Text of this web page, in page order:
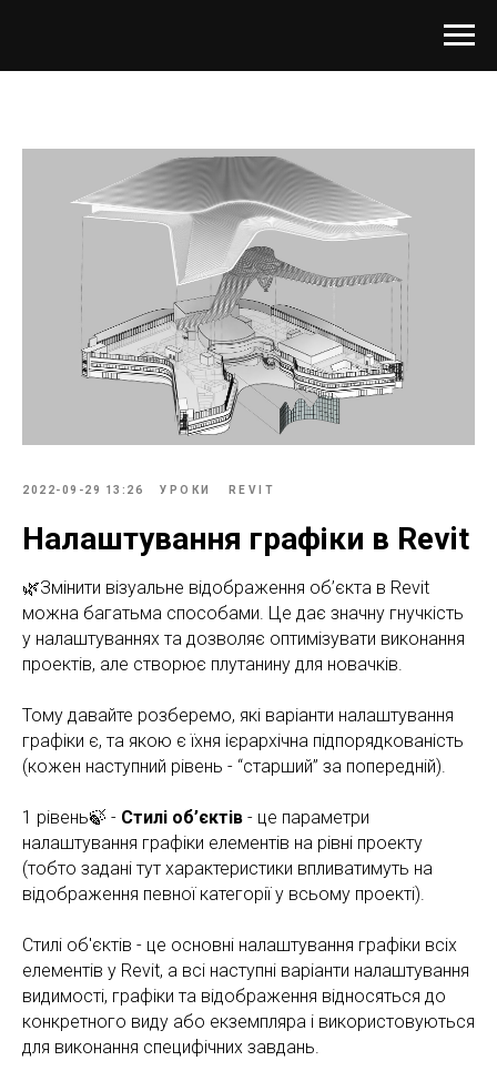
2022-09-29 13:26 УРОКИ REVIT
Налаштування графіки в Revit
🌿Змінити візуальне відображення об’єкта в Revit
можна багатьма способами. Це дає значну гнучкість
у налаштуваннях та дозволяє оптимізувати виконання
проектів, але створює плутанину для новачків.
Тому давайте розберемо, які варіанти налаштування
графіки є, та якою є їхня ієрархічна підпорядкованість
(кожен наступний рівень - “старший” за попередній).
1 рівень🍃 - Стилі об’єктів - це параметри
налаштування графіки елементів на рівні проекту
(тобто задані тут характеристики впливатимуть на
відображення певної категорії у всьому проекті).
Стилі об'єктів - це основні налаштування графіки всіх
елементів у Revit, а всі наступні варіанти налаштування
видимості, графіки та відображення відносяться до
конкретного виду або екземпляра і використовуються
для виконання специфічних завдань.